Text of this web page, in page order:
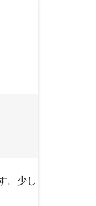
。少し